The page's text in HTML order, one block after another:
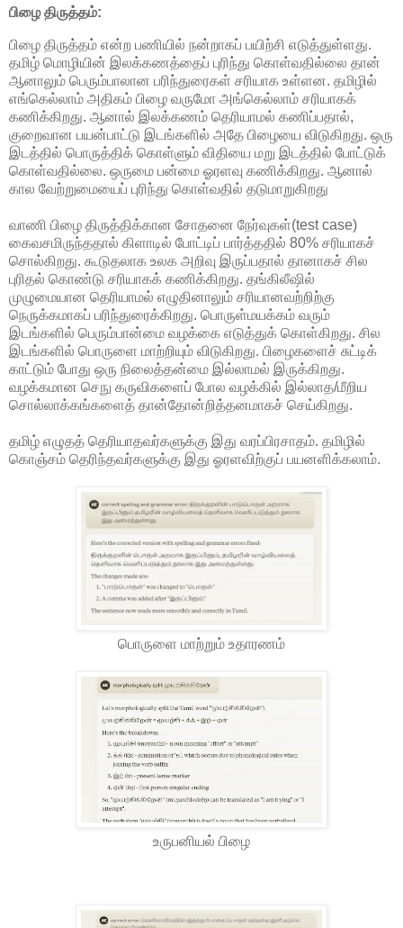
பிழை திருத்தம்:
பிழை திருத்தம் என்ற பணியில் நன்றாகப் பயிற்சி எடுத்துள்ளது.
தமிழ் மொழியின் இலக்கணத்தைப் புரிந்து கொள்வதில்லை தான்
ஆனாலும் பெரும்பாலான பரிந்துரைகள் சரியாக உள்ளன. தமிழில்
எங்கெல்லாம் அதிகம் பிழை வருமோ அங்கெல்லாம் சரியாகக்
கணிக்கிறது. ஆனால் இலக்கணம் தெரியாமல் கணிப்பதால்,
குறைவான பயன்பாட்டு இடங்களில் அதே பிழையை விடுகிறது. ஒரு
இடத்தில் பொருத்திக் கொள்ளும் விதியை மறு இடத்தில் போட்டுக்
கொள்வதில்லை. ஒருமை பன்மை ஓரளவு கணிக்கிறது. ஆனால்
கால வேற்றுமையைப் புரிந்து கொள்வதில் தடுமாறுகிறது
வாணி பிழை திருத்திக்கான சோதனை நேர்வுகள்(test case)
கைவசமிருந்ததால் கிளாடில் போட்டிப் பார்த்ததில் 80% சரியாகச்
சொல்கிறது. கூடுதலாக உலக அறிவு இருப்பதால் தானாகச் சில
புரிதல் கொண்டு சரியாகக் கணிக்கிறது. தங்கிலீஷில்
முழுமையான தெரியாமல் எழுதினாலும் சரியானவற்றிற்கு
நெருக்கமாகப் பரிந்துரைக்கிறது. பொருள்மயக்கம் வரும்
இடங்களில் பெரும்பான்மை வழக்கை எடுத்துக் கொள்கிறது. சில
இடங்களில் பொருளை மாற்றியும் விடுகிறது. பிழைகளைச் சுட்டிக்
காட்டும் போது ஒரு நிலைத்தன்மை இல்லாமல் இருக்கிறது.
வழக்கமான செநு கருவிகளைப் போல வழக்கில் இல்லாத/மீறிய
சொல்லாக்கங்களைத் தான்தோன்றித்தனமாகச் செய்கிறது.
தமிழ் எழுதத் தெரியாதவர்களுக்கு இது வரப்பிரசாதம். தமிழில்
கொஞ்சம் தெரிந்தவர்களுக்கு இது ஓரளவிற்குப் பயனளிக்கலாம்.
பொருளை மாற்றும் உதாரணம்
உருபனியல் பிழை